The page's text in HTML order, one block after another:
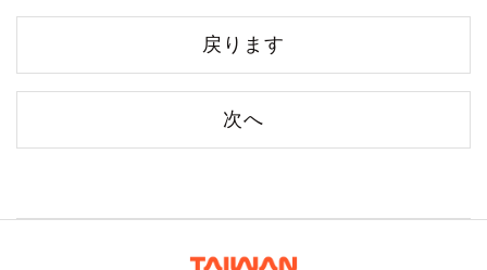
戻ります
次へ